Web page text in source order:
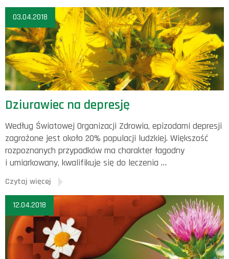
03.04.2018
Dziurawiec na depresję
Według Światowej Organizacji Zdrowia, epizodami depresji
zagrożone jest około 20% populacji ludzkiej. Większość
rozpoznanych przypadków ma charakter łagodny
i umiarkowany, kwalifikuje się do leczenia …
Czytaj więcej
12.04.2018